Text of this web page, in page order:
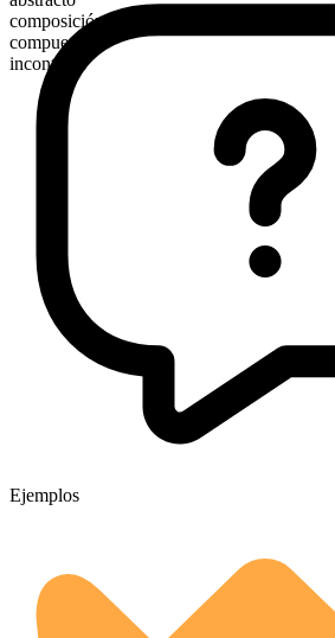
composición morfológica
compuesto
incontable
Ejemplos